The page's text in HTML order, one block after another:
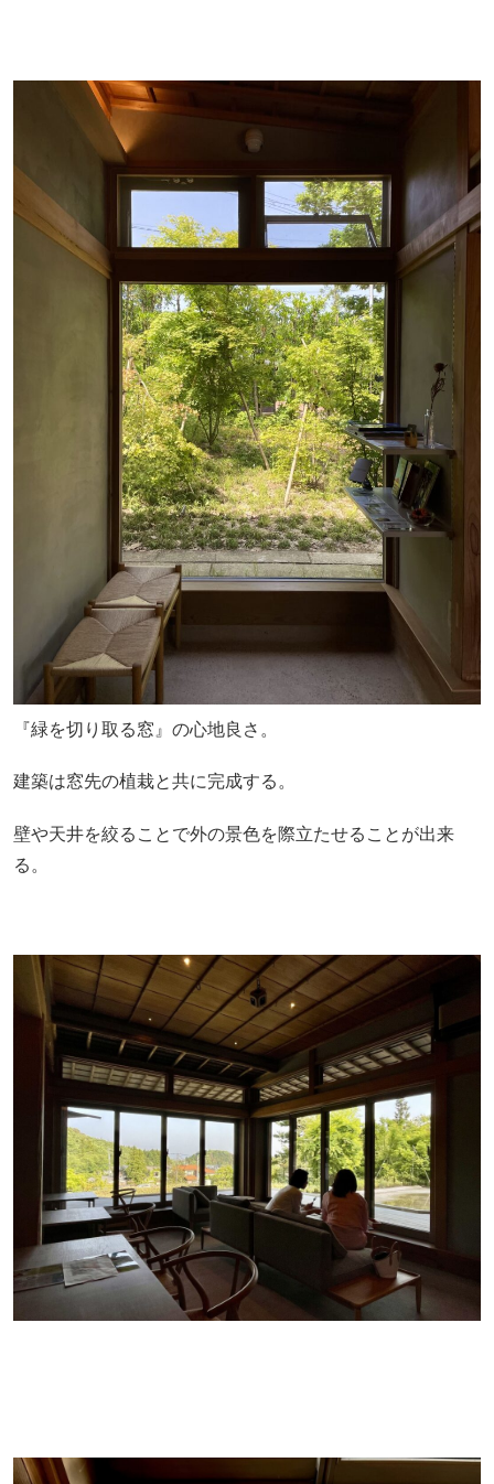
『緑を切り取る窓』の心地良さ。
建築は窓先の植栽と共に完成する。
壁や天井を絞ることで外の景色を際立たせることが出来
る。